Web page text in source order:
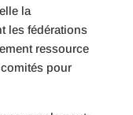
la
les fédérations
ressource
pour